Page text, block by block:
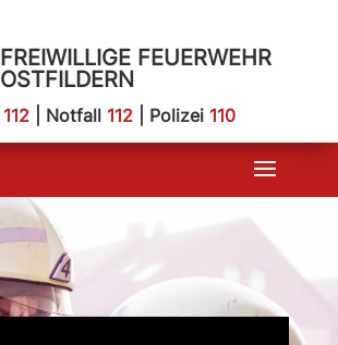
FREIWILLIGE FEUERWEHR
OSTFILDERN
112| Notfall 112| Polizei 110